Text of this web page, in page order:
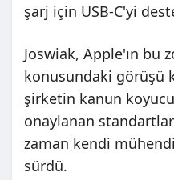
şarj için USB-C'yi
Joswiak, Apple'ın bu
konusundaki görüşü
şirketin kanun
onaylanan
zaman kendi
sürdü.